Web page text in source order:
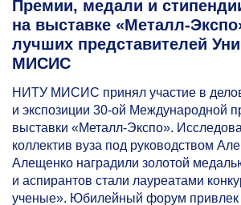
Премии, медали и
на выставке «Металл-
лучших представителей
МИСИС
НИТУ МИСИС принял участие в
и экспозиции 30-ой Международной
выставки «Металл-Экспо».
коллектив вуза под руководством
Алещенко наградили золотой
и аспирантов стали лауреатами
ученые». Юбилейный форум привлек